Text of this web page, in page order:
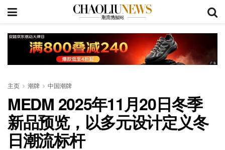
主页 潮牌 中国潮牌
MEDM 2025年11月20日冬季
新品预览，以多元设计定义冬
日潮流标杆